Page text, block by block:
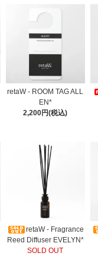
retaW - ROOM TAG ALL
EN*
2,200円(税込)
retaW - Fragrance
Reed Diffuser EVELYN*
SOLD OUT